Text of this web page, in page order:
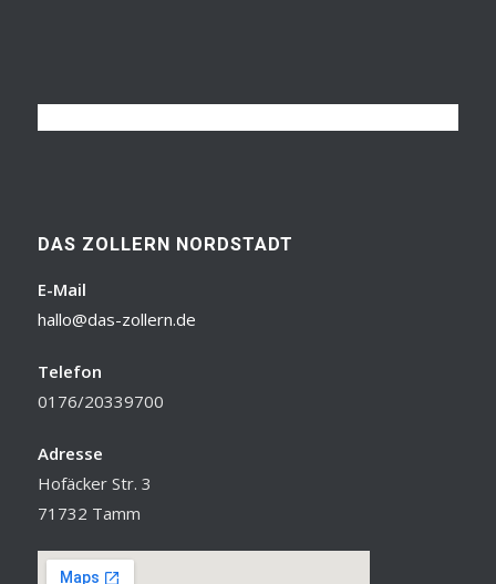
DAS ZOLLERN NORDSTADT
E-Mail
hallo@das-zollern.de
Telefon
0176/20339700
Adresse
Hofäcker Str. 3
71732 Tamm